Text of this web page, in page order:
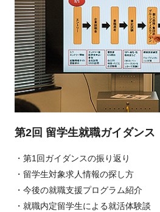
第2回 留学生就職ガイダンス
・第1回ガイダンスの振り返り
・留学生対象求人情報の探し方
・今後の就職支援プログラム紹介
・就職内定留学生による就活体験談